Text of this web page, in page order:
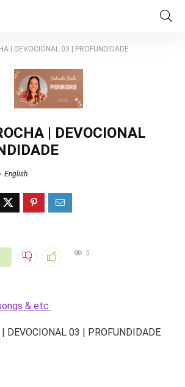
| DEVOCIONAL 03 | PROFUNDIDADE
| DEVOCIONAL
English
5
& etc
DEVOCIONAL 03 | PROFUNDIDADE